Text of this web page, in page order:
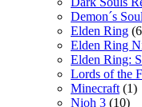
Demon´s
Elden Ring
Elden Ring
Elden Ring:
Lords of the
Minecraft (1)
Nioh 3 (10)